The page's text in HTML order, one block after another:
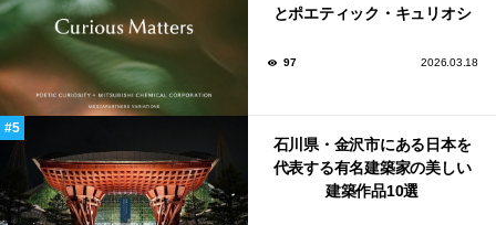
とポエティック・キュリオシ
ンウィーク2026で初出展
97 2026.03.18
石川県・金沢市にある日本を
代表する有名建築家の美しい
建築作品10選